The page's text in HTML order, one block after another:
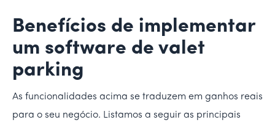
Benefícios de implementar
um software de valet
parking
As funcionalidades acima se traduzem em ganhos reais
para o seu negócio. Listamos a seguir as principais